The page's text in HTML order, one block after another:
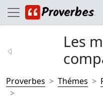
Les
Proverbes Thémes